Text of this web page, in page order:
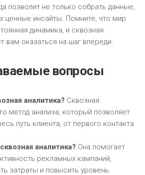
позволит не только собрать данные,
ценные инсайты. Помните, что мир
динамика, и сквозная
вам оказаться на шаг впереди.
вопросы
аналитика? Сквозная
метод анализа, который позволяет
путь клиента, от первого контакта
аналитика? Она помогает
рекламных кампаний,
затраты и повысить уровень